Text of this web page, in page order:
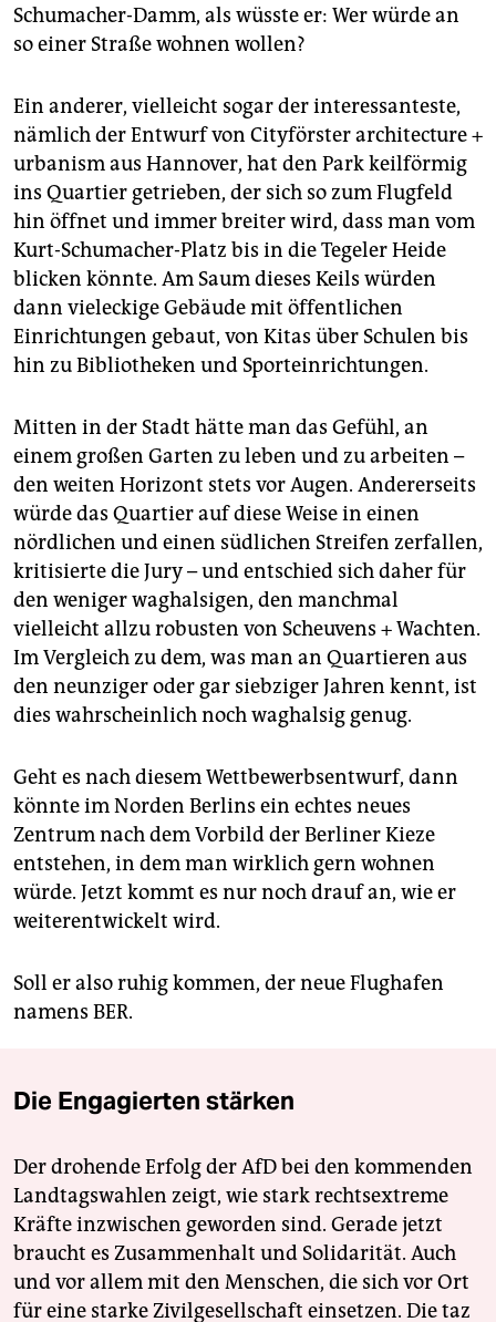
Schumacher-Damm, als wüsste er: Wer würde an
so einer Straße wohnen wollen?
Ein anderer, vielleicht sogar der interessanteste,
nämlich der Entwurf von Cityförster architecture +
urbanism aus Hannover, hat den Park keilförmig
ins Quartier getrieben, der sich so zum Flugfeld
hin öffnet und immer breiter wird, dass man vom
Kurt-Schumacher-Platz bis in die Tegeler Heide
blicken könnte. Am Saum dieses Keils würden
dann vieleckige Gebäude mit öffentlichen
Einrichtungen gebaut, von Kitas über Schulen bis
hin zu Bibliotheken und Sporteinrichtungen.
Mitten in der Stadt hätte man das Gefühl, an
einem großen Garten zu leben und zu arbeiten –
den weiten Horizont stets vor Augen. Andererseits
würde das Quartier auf diese Weise in einen
nördlichen und einen südlichen Streifen zerfallen,
kritisierte die Jury – und entschied sich daher für
den weniger waghalsigen, den manchmal
vielleicht allzu robusten von Scheuvens + Wachten.
Im Vergleich zu dem, was man an Quartieren aus
den neunziger oder gar siebziger Jahren kennt, ist
dies wahrscheinlich noch waghalsig genug.
Geht es nach diesem Wettbewerbsentwurf, dann
könnte im Norden Berlins ein echtes neues
Zentrum nach dem Vorbild der Berliner Kieze
entstehen, in dem man wirklich gern wohnen
würde. Jetzt kommt es nur noch drauf an, wie er
weiter­entwickelt wird.
Soll er also ruhig kommen, der neue Flughafen
namens BER.
Die Engagierten stärken
Der drohende Erfolg der AfD bei den kommenden
Landtagswahlen zeigt, wie stark rechtsextreme
Kräfte inzwischen geworden sind. Gerade jetzt
braucht es Zusammenhalt und Solidarität. Auch
und vor allem mit den Menschen, die sich vor Ort
für eine starke Zivilgesellschaft einsetzen. Die taz